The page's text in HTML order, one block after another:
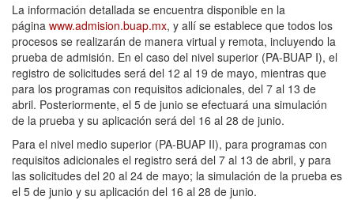
La información detallada se encuentra disponible en la
página www.admision.buap.mx, y allí se establece que todos los
procesos se realizarán de manera virtual y remota, incluyendo la
prueba de admisión. En el caso del nivel superior (PA-BUAP I), el
registro de solicitudes será del 12 al 19 de mayo, mientras que
para los programas con requisitos adicionales, del 7 al 13 de
abril. Posteriormente, el 5 de junio se efectuará una simulación
de la prueba y su aplicación será del 16 al 28 de junio.
Para el nivel medio superior (PA-BUAP II), para programas con
requisitos adicionales el registro será del 7 al 13 de abril, y para
las solicitudes del 20 al 24 de mayo; la simulación de la prueba es
el 5 de junio y su aplicación del 16 al 28 de junio.